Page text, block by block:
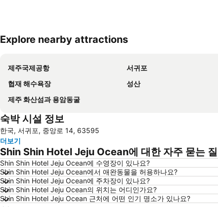
Explore nearby attractions
제주국제공항 서귀포
협재 해수욕장
성산
제주 화산섬과 용암동굴
숙박 시설 정보
한국, 서귀포, 중앙로 14, 63595
더보기
Shin Shin Hotel Jeju Ocean에 대한 자주 묻는
Shin Shin Hotel Jeju Ocean에 수영장이 있나요?
Shin Shin Hotel Jeju Ocean에서 애완동물을 허용하나요?
Shin Shin Hotel Jeju Ocean에 주차장이 있나요?
Shin Shin Hotel Jeju Ocean의 위치는 어디인가요?
Shin Shin Hotel Jeju Ocean 근처에 어떤 인기 명소가 있나요?